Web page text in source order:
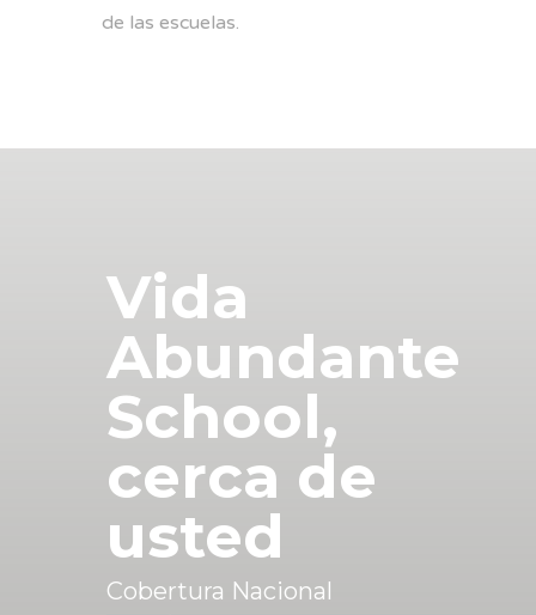
de las escuelas.
Vida
Abundante
School,
cerca de
usted
Cobertura Nacional